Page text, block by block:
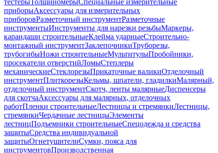
тестерыТолщиномерыСпециальные измерительные
приборыАксессуары для измерительных
приборовРазметочный инструментРазметочные
инструментыИнструменты для нарезки резьбыМаркеры,
карандаши строительныеКлейма ударныеСтроительно-
монтажный инструментЗаклепочникиТруборезы,
трубогибыНожи строительныеМультитулыПробойники,
просекатели отверстийЛомыСтеплеры
механическиеСтеклорезыПрикаточные валикиОтделочный
инструментПлиткорезыКельмы, шпатели, гладилкиМалярный,
отделочный инструментСкотч, ленты малярныеДиспенсеры
для скотчаАксессуары для малярных, отделочных
работПленки строительныеЛестницы и стремянкиЛестницы,
стремянкиЧердачные лестницыЭлементы
лестницПодъемники строительныеСпецодежда и средства
защитыСредства индивидуальной
защитыОгнетушителиСумки, пояса для
инструментовПроизводственная